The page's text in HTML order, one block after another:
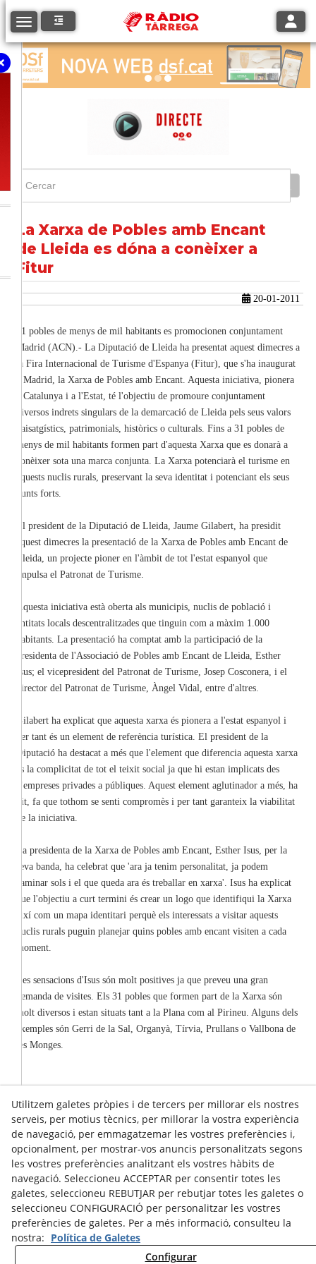
Toggle navigation
La Xarxa de Pobles amb Encant
de Lleida es dóna a conèixer a
Fitur
20-01-2011
31 pobles de menys de mil habitants es promocionen conjuntament
Madrid (ACN).- La Diputació de Lleida ha presentat aquest dimecres a
la Fira Internacional de Turisme d'Espanya (Fitur), que s'ha inaugurat
a Madrid, la Xarxa de Pobles amb Encant. Aquesta iniciativa, pionera
a Catalunya i a l'Estat, té l'objectiu de promoure conjuntament
diversos indrets singulars de la demarcació de Lleida pels seus valors
paisatgístics, patrimonials, històrics o culturals. Fins a 31 pobles de
menys de mil habitants formen part d'aquesta Xarxa que es donarà a
conèixer sota una marca conjunta. La Xarxa potenciarà el turisme en
aquests nuclis rurals, preservant la seva identitat i potenciant els seus
punts forts.
El president de la Diputació de Lleida, Jaume Gilabert, ha presidit
aquest dimecres la presentació de la Xarxa de Pobles amb Encant de
Lleida, un projecte pioner en l'àmbit de tot l'estat espanyol que
impulsa el Patronat de Turisme.
Aquesta iniciativa està oberta als municipis, nuclis de població i
entitats locals descentralitzades que tinguin com a màxim 1.000
habitants. La presentació ha comptat amb la participació de la
presidenta de l'Associació de Pobles amb Encant de Lleida, Esther
Isus; el vicepresident del Patronat de Turisme, Josep Cosconera, i el
director del Patronat de Turisme, Àngel Vidal, entre d'altres.
Gilabert ha explicat que aquesta xarxa és pionera a l'estat espanyol i
per tant és un element de referència turística. El president de la
Diputació ha destacat a més que l'element que diferencia aquesta xarxa
és la complicitat de tot el teixit social ja que hi estan implicats des
d'empreses privades a públiques. Aquest element aglutinador a més, ha
dit, fa que tothom se senti compromès i per tant garanteix la viabilitat
de la iniciativa.
La presidenta de la Xarxa de Pobles amb Encant, Esther Isus, per la
seva banda, ha celebrat que 'ara ja tenim personalitat, ja podem
caminar sols i el que queda ara és treballar en xarxa'. Isus ha explicat
que l'objectiu a curt termini és crear un logo que identifiqui la Xarxa
així com un mapa identitari perquè els interessats a visitar aquests
nuclis rurals puguin planejar quins pobles amb encant visiten a cada
moment.
Les sensacions d'Isus són molt positives ja que preveu una gran
demanda de visites. Els 31 pobles que formen part de la Xarxa són
molt diversos i estan situats tant a la Plana com al Pirineu. Alguns dels
exemples són Gerri de la Sal, Organyà, Tírvia, Prullans o Vallbona de
les Monges.
Utilitzem galetes pròpies i de tercers per millorar els nostres
serveis, per motius tècnics, per millorar la vostra experiència
de navegació, per emmagatzemar les vostres preferències i,
opcionalment, per mostrar-vos anuncis personalitzats segons
les vostres preferències analitzant els vostres hàbits de
navegació. Seleccioneu ACCEPTAR per consentir totes les
galetes, seleccioneu REBUTJAR per rebutjar totes les galetes o
seleccioneu CONFIGURACIÓ per personalitzar les vostres
preferències de galetes. Per a més informació, consulteu la
nostra: Política de Galetes
Configurar